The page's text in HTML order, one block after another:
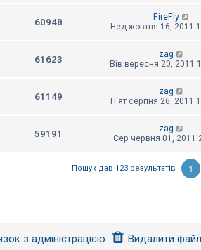
60948
FireFly
Нед жовтня 16, 2011
61623
zag
Вів вересня 20, 2011
61149
zag
П'ят серпня 26, 2011
59191
zag
Сер червня 01, 2011
Пошук дав 123 результатів 1
Видалити
з адміністрацією